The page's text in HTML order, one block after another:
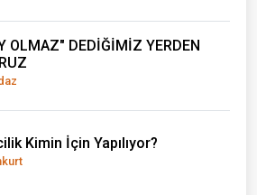
OLMAZ" DEDİĞİMİZ YERDEN
Kimin İçin Yapılıyor?